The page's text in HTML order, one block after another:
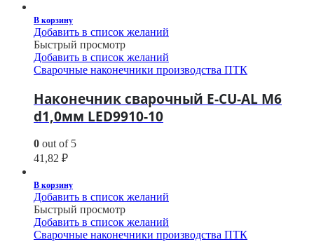
В корзину
Добавить в список желаний
Быстрый просмотр
Добавить в список желаний
Сварочные наконечники производства ПТК
Наконечник сварочный E-CU-AL М6
d1,0мм LED9910-10
0 out of 5
41,82 ₽
В корзину
Добавить в список желаний
Быстрый просмотр
Добавить в список желаний
Сварочные наконечники производства ПТК